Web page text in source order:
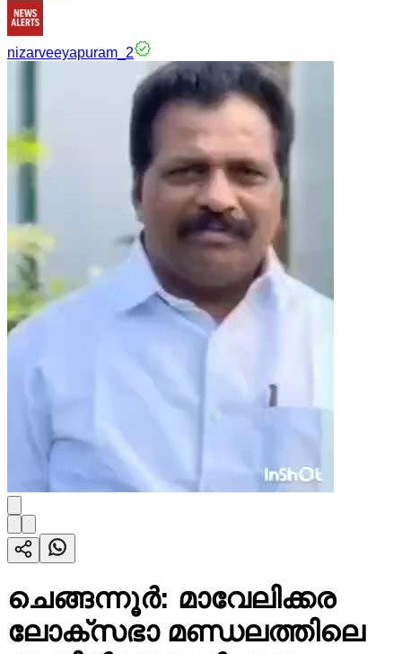
nizarveeyapuram_2
ചെങ്ങന്നൂർ: മാവേലിക്കര
ലോക്സഭാ മണ്ഡലത്തിലെ